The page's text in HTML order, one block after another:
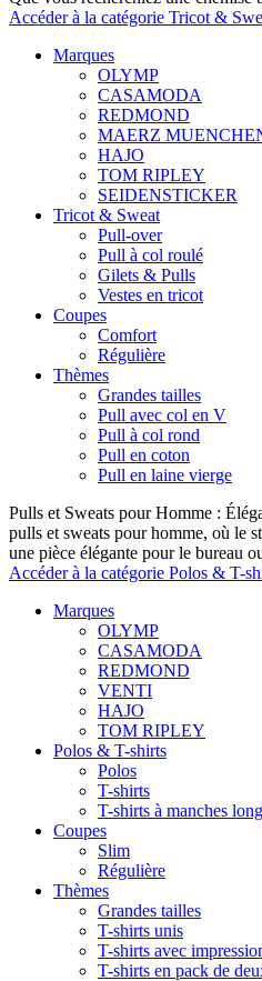
Accéder à la catégorie Tricot &
Marques
OLYMP
CASAMODA
REDMOND
MAERZ
HAJO
TOM RIPLEY
SEIDENSTICKER
Tricot & Sweat
Pull-over
Pull à col roulé
Gilets & Pulls
Vestes en tricot
Coupes
Comfort
Régulière
Thèmes
Grandes tailles
Pull avec col en V
Pull à col rond
Pull en coton
Pull en laine vierge
Pulls et Sweats pour Homme :
pulls et sweats pour homme, où le
une pièce élégante pour le bureau
Accéder à la catégorie Polos & T-
Marques
OLYMP
CASAMODA
REDMOND
VENTI
HAJO
TOM RIPLEY
Polos & T-shirts
Polos
T-shirts
T-shirts à manches
Coupes
Slim
Régulière
Thèmes
Grandes tailles
T-shirts unis
T-shirts avec
T-shirts en pack de